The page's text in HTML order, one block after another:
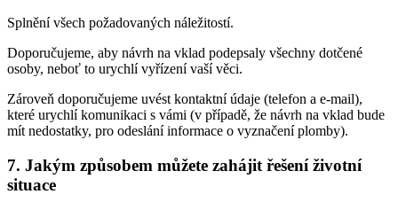
Splnění všech požadovaných náležitostí.
Doporučujeme, aby návrh na vklad podepsaly všechny dotčené
osoby, neboť to urychlí vyřízení vaší věci.
Zároveň doporučujeme uvést kontaktní údaje (telefon a e-mail),
které urychlí komunikaci s vámi (v případě, že návrh na vklad bude
mít nedostatky, pro odeslání informace o vyznačení plomby).
7. Jakým způsobem můžete zahájit řešení životní
situace